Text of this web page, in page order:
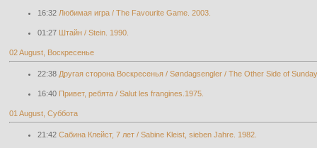
16:32 Любимая игра / The Favourite Game. 2003.
01:27 Штайн / Stein. 1990.
02 August, Воскресенье
22:38 Другая сторона Воскресенья / Søndagsengler / The Other Side of
16:40 Привет, ребята / Salut les frangines.1975.
01 August, Суббота
21:42 Сабина Клейст, 7 лет / Sabine Kleist, sieben Jahre. 1982.